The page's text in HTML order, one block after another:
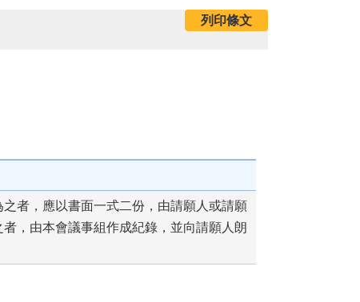
列印條文
者，應以書面一式二份，由請願人或請願
，由本會議事組作成紀錄，並向請願人朗